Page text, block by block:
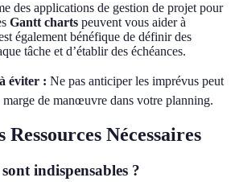
des applications de gestion de projet pour
Gantt charts peuvent vous aider à
également bénéfique de définir des
tâche et d’établir des échéances.
éviter : Ne pas anticiper les imprévus peut
de manœuvre dans votre planning.
Nécessaires
indispensables ?